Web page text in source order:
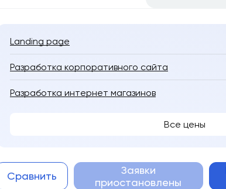
Landing page
Разработка корпоративного сайта
Разработка интернет магазинов
Все цены
Сравнить
Заявки
приостановлены